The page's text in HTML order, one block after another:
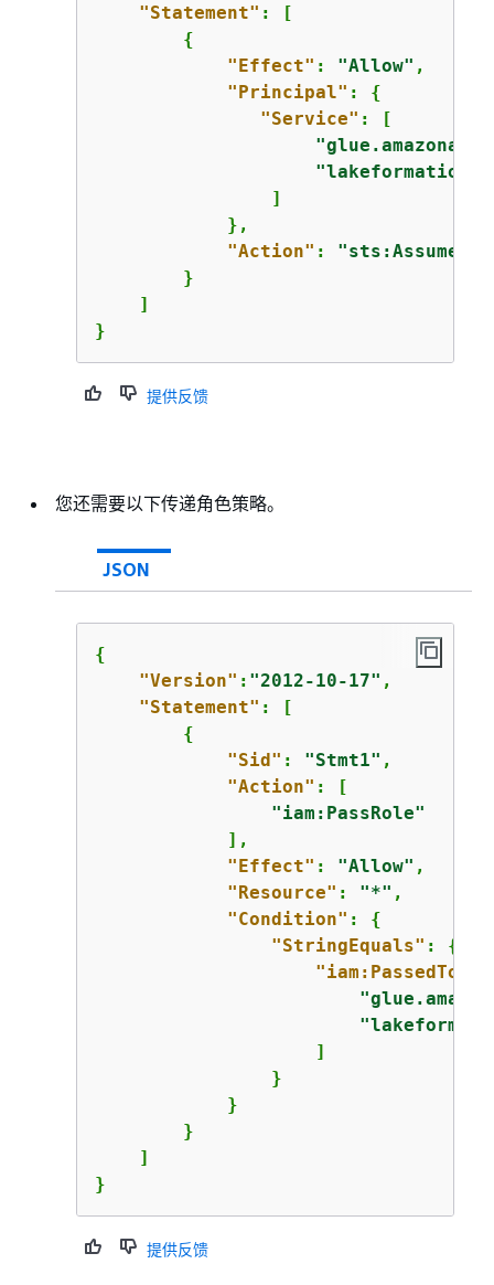
"Statement" : [
{
"Effect" : "Allow" ,
"Principal" : {
"Service" : [
                ]
            },
"Action" :
        }
    ]
}
提供反馈
您还需要以下传递角色策略。
JSON
{
"Version" : "2012-10-17" ,
"Statement" : [
{
"Sid" : "Stmt1" ,
"Action" : [
"iam:PassRole"
            ],
"Effect" : "Allow" ,
"Resource" : "*" ,
"Condition" : {
"StringEquals" : {
                    ]
                }
            }
        }
    ]
}
提供反馈